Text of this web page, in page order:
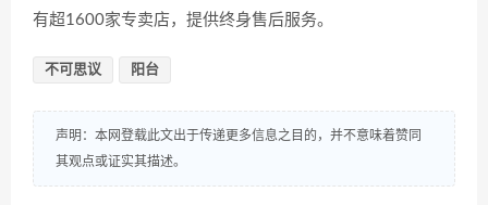
有超1600家专卖店，提供终身售后服务。
不可思议 阳台
声明：本网登载此文出于传递更多信息之目的，并不意味着赞同
其观点或证实其描述。